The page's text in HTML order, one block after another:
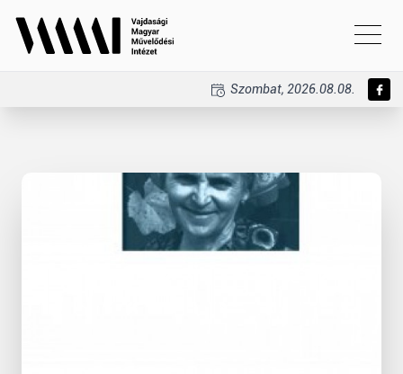
Szombat, 2026.08.08.